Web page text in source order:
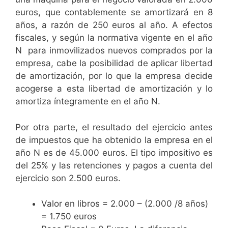
euros, que contablemente se amortizará en 8
años, a razón de 250 euros al año. A efectos
fiscales, y según la normativa vigente en el año
N para inmovilizados nuevos comprados por la
empresa, cabe la posibilidad de aplicar libertad
de amortización, por lo que la empresa decide
acogerse a esta libertad de amortización y lo
amortiza íntegramente en el año N.
Por otra parte, el resultado del ejercicio antes
de impuestos que ha obtenido la empresa en el
año N es de 45.000 euros. El tipo impositivo es
del 25% y las retenciones y pagos a cuenta del
ejercicio son 2.500 euros.
Valor en libros = 2.000 – (2.000 /8 años)
= 1.750 euros